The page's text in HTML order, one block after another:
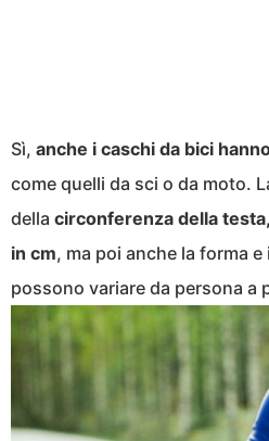
Sì, anche i caschi da bici
come quelli da sci o da moto.
della circonferenza della
in cm, ma poi anche la forma
possono variare da persona a